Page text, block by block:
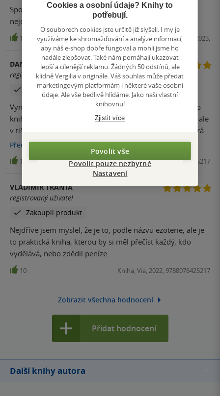
Spoustu inspirace k zamyšlení a jinému úhlu pohledu
nejen na peníze, ale i vše s tím související
11 Audiokniha (mp3), ProgresGuru, 2023,
DANIEL ŠKUBAL
registrovaný uživatel
Zakoupil produkt
Vynikající auto, slyšel jsem několik podcastů s ním a tato
kniha je v podstatě rekapitulace toho, co jsem už slyšel, ale
v tištěné verzi a hlubšími myšlenkami, za mě velmi dobrá
kniha o nastavení mysli v souvislosti s hodnotami,
financemi a úspěchem, vřele doporučuji.
Přečístvíce
11 Kniha, Via, 2022, 9788076425217
VLADIMÍR TRANTA
registrovaný uživatel
Zakoupil produkt
Nejdříve jsem myslel, že je to, podle názvu ezoterie, ale je
to praktická kniha, kterou by si měl přečíst každý, kdo
vydělává, nebo zdědil peníze.
10 Kniha, Via, 2022, 9788076425217
Zobrazit všechna hodnocení
Přidat hodnocení
Další knihy autora
Cookies a osobní údaje? Knihy to
potřebují.
O souborech cookies jste určitě již slyšeli. I my je
využíváme ke shromažďování a analýze informací,
aby náš e-shop dobře fungoval a mohli jsme ho
nadále zlepšovat. Také nám pomáhají ukazovat
lepší a cílenější reklamu. Žádných 50 odstínů, ale
klidně Vergilia v originále. Váš souhlas může předat
marketingovým platformám i některé vaše osobní
údaje. Ale vše bedlivě hlídáme. Jako naši vlastní
knihovnu!
Zjistit více
Povolit vše
Povolit pouze nezbytné
Nastavení